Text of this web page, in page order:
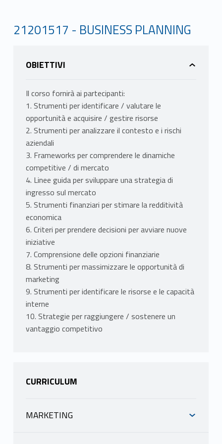
21201517 - BUSINESS PLANNING
OBIETTIVI
Il corso fornirà ai partecipanti:
1. Strumenti per identificare / valutare le
opportunità e acquisire / gestire risorse
2. Strumenti per analizzare il contesto e i rischi
aziendali
3. Frameworks per comprendere le dinamiche
competitive / di mercato
4. Linee guida per sviluppare una strategia di
ingresso sul mercato
5. Strumenti finanziari per stimare la redditività
economica
6. Criteri per prendere decisioni per avviare nuove
iniziative
7. Comprensione delle opzioni finanziarie
8. Strumenti per massimizzare le opportunità di
marketing
9. Strumenti per identificare le risorse e le capacità
interne
10. Strategie per raggiungere / sostenere un
vantaggio competitivo
CURRICULUM
MARKETING